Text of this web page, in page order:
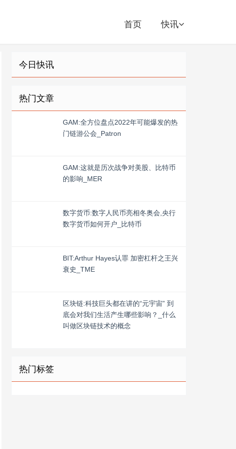
首页 快讯
今日快讯
热门文章
GAM:全方位盘点2022年可能爆发的热
门链游公会_Patron
GAM:这就是历次战争对美股、比特币
的影响_MER
数字货币:数字人民币亮相冬奥会,央行
数字货币如何开户_比特币
BIT:Arthur Hayes认罪 加密杠杆之王兴
衰史_TME
区块链:科技巨头都在讲的“元宇宙” 到
底会对我们生活产生哪些影响？_什么
叫做区块链技术的概念
热门标签